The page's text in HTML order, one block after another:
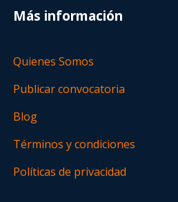
Más información
Quienes Somos
Publicar convocatoria
Blog
Términos y condiciones
Políticas de privacidad